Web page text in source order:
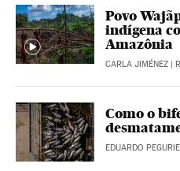
Povo
indígena
Amazônia
CARLA JIMÉNEZ |
Como o
EDUARDO